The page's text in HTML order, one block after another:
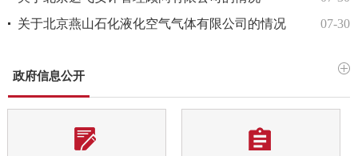
07-30
关于北京燕山石化液化空气气体有限公司的情况
政府信息公开